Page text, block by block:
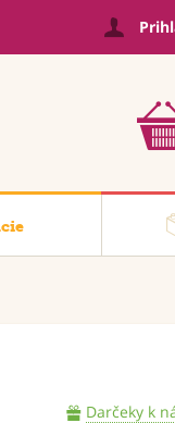
Darčeky k